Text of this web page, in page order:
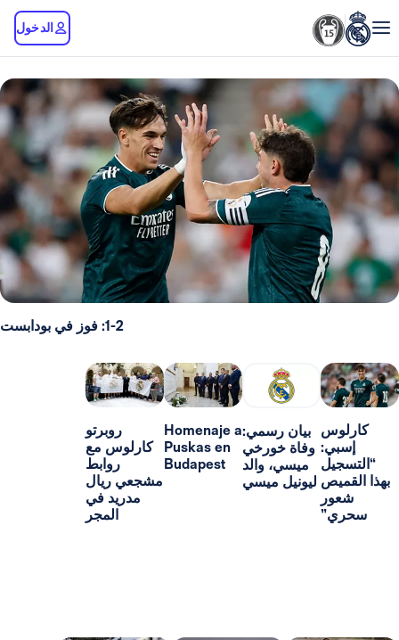
بيان رسمي:
وفاة خورخي
ميسي، والد
ليونيل ميسي
Homenaje a
Puskas en
Budapest
روبرتو
كارلوس مع
روابط
مشجعي ريال